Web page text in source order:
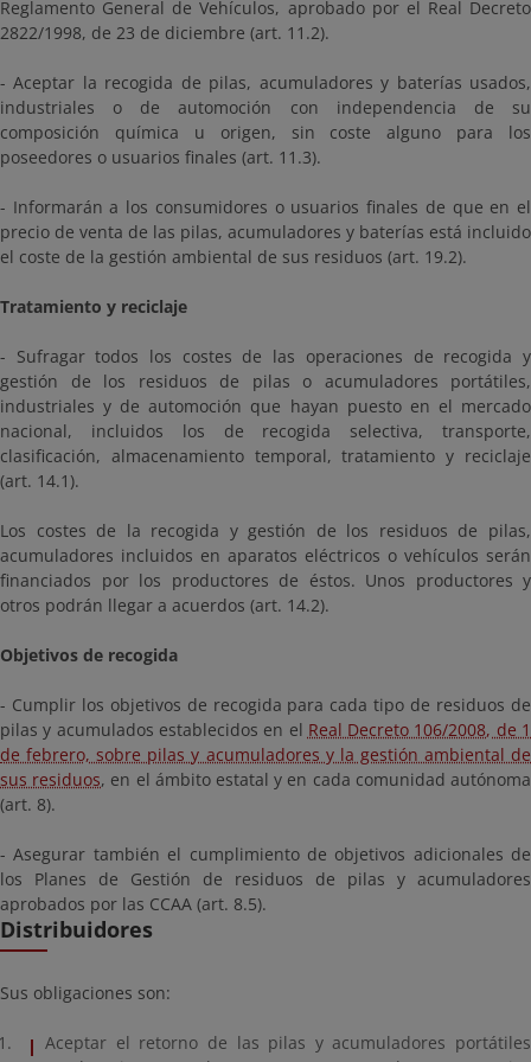
Reglamento General de Vehículos, aprobado por el Real Decreto
2822/1998, de 23 de diciembre (art. 11.2).
- Aceptar la recogida de pilas, acumuladores y baterías usados,
industriales o de automoción con independencia de su
composición química u origen, sin coste alguno para los
poseedores o usuarios finales (art. 11.3).
- Informarán a los consumidores o usuarios finales de que en el
precio de venta de las pilas, acumuladores y baterías está incluido
el coste de la gestión ambiental de sus residuos (art. 19.2).
Tratamiento y reciclaje
- Sufragar todos los costes de las operaciones de recogida y
gestión de los residuos de pilas o acumuladores portátiles,
industriales y de automoción que hayan puesto en el mercado
nacional, incluidos los de recogida selectiva, transporte,
clasificación, almacenamiento temporal, tratamiento y reciclaje
(art. 14.1).
Los costes de la recogida y gestión de los residuos de pilas,
acumuladores incluidos en aparatos eléctricos o vehículos serán
financiados por los productores de éstos. Unos productores y
otros podrán llegar a acuerdos (art. 14.2).
Objetivos de recogida
- Cumplir los objetivos de recogida para cada tipo de residuos de
pilas y acumulados establecidos en el Real Decreto 106/2008, de 1
de febrero, sobre pilas y acumuladores y la gestión ambiental de
sus residuos, en el ámbito estatal y en cada comunidad autónoma
(art. 8).
- Asegurar también el cumplimiento de objetivos adicionales de
los Planes de Gestión de residuos de pilas y acumuladores
aprobados por las CCAA (art. 8.5).
Distribuidores
Sus obligaciones son:
Aceptar el retorno de las pilas y acumuladores portátiles